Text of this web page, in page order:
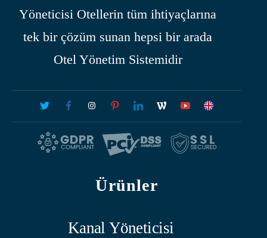
Yöneticisi Otellerin tüm ihtiyaçlarına
tek bir çözüm sunan hepsi bir arada
Otel Yönetim Sistemidir
Ürünler
Kanal Yöneticisi